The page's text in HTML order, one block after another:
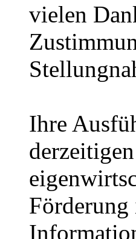
vielen
Ihre
Förderung